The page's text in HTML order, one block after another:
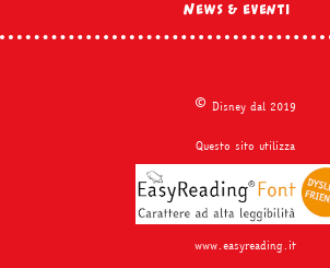
News & eventi
© Disney dal 2019
Questo sito utilizza
www.easyreading.it